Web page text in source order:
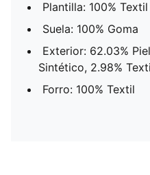
Plantilla: 100% Textil
Suela: 100% Goma
Exterior: 62.03%
Sintético, 2.98%
Forro: 100% Textil